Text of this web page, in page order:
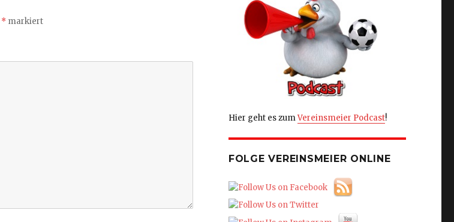
* markiert
Hier geht es zumVereinsmeier Podcast!
FOLGE VEREINSMEIER ONLINE